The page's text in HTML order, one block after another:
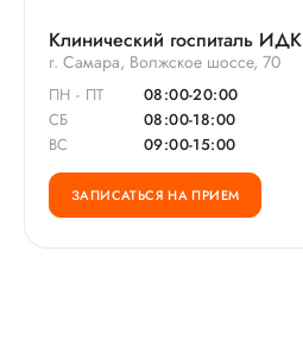
Клинический госпиталь ИДК
г. Самара, Волжское шоссе, 70
ПН - ПТ
08:00-20:00
СБ
08:00-18:00
ВС
09:00-15:00
ЗАПИСАТЬСЯ НА ПРИЕМ